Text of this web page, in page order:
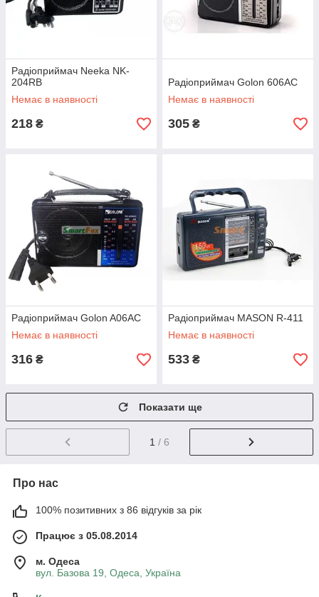
Радіоприймач Neeka NK-
204RB
Немає в наявності
218 ₴
Радіоприймач Golon 606AC
Немає в наявності
305 ₴
Радіоприймач Golon A06AC
Немає в наявності
316 ₴
Радіоприймач MASON R-411
Немає в наявності
533 ₴
Показати ще
1 / 6
Про нас
100% позитивних з 86 відгуків за рік
Працює з 05.08.2014
м. Одеса
вул. Базова 19, Одеса, Україна